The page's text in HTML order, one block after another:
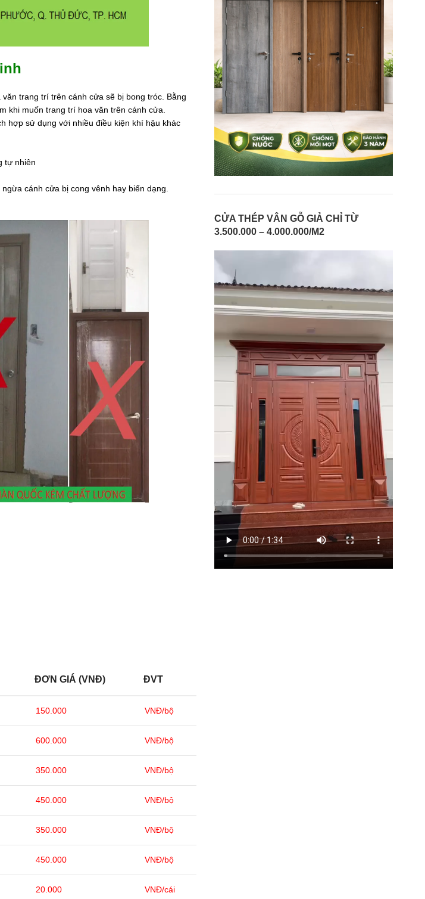
trang trí trên cánh cửa sẽ bị bong tróc. Bằng
khi muốn trang trí hoa văn trên cánh cửa.
hợp sử dụng với nhiều điều kiện khí hậu khác
tự nhiên
cánh cửa bị cong vênh hay biến dạng.
ĐƠN GIÁ (VNĐ) ĐVT
150.000 VNĐ/bộ
600.000 VNĐ/bộ
350.000 VNĐ/bộ
450.000 VNĐ/bộ
350.000 VNĐ/bộ
450.000 VNĐ/bộ
20.000 VNĐ/cái
CỬA THÉP VÂN GỖ GIẢ CHỈ TỪ
3.500.000 – 4.000.000/M2